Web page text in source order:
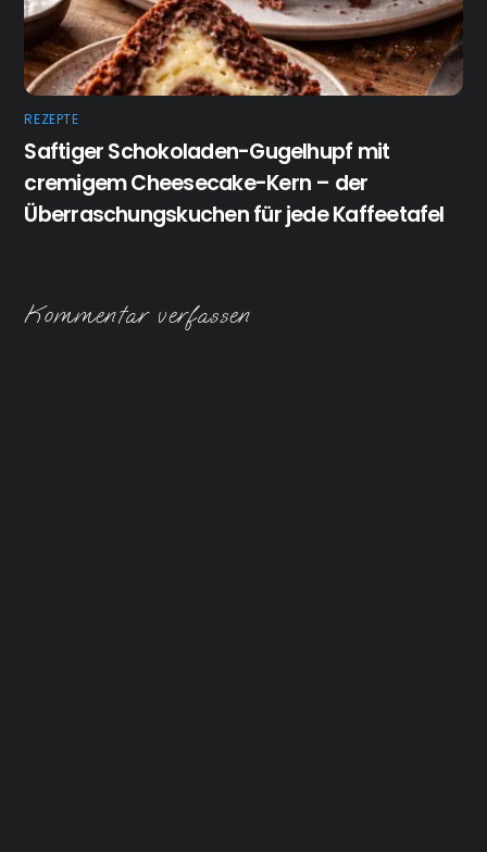
REZEPTE
Saftiger Schokoladen-Gugelhupf mit
cremigem Cheesecake-Kern – der
Überraschungskuchen für jede Kaffeetafel
Kommentar verfassen